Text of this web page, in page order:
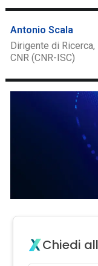
Antonio Scala
Dirigente di
CNR (CNR-ISC)
Chiedi